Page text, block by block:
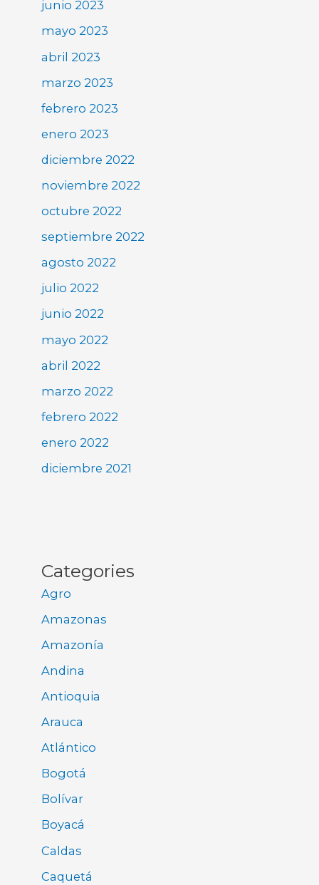
junio 2023
mayo 2023
abril 2023
marzo 2023
febrero 2023
enero 2023
diciembre 2022
noviembre 2022
octubre 2022
septiembre 2022
agosto 2022
julio 2022
junio 2022
mayo 2022
abril 2022
marzo 2022
febrero 2022
enero 2022
diciembre 2021
Categories
Agro
Amazonas
Amazonía
Andina
Antioquia
Arauca
Atlántico
Bogotá
Bolívar
Boyacá
Caldas
Caquetá